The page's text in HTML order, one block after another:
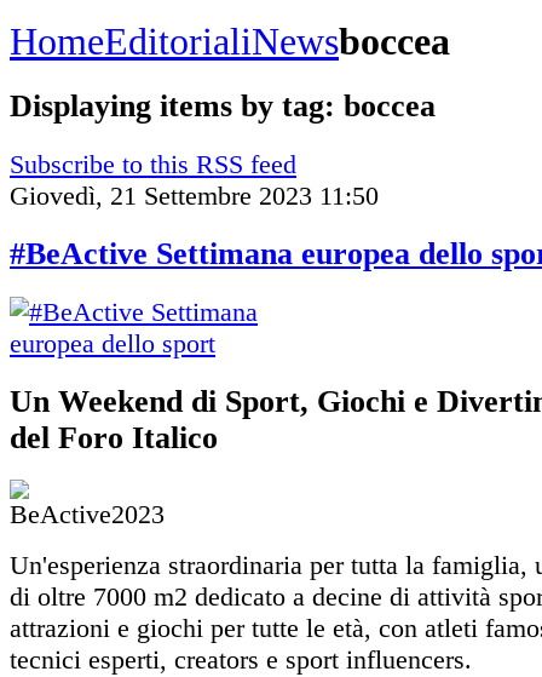
HomeEditorialiNewsboccea
Displaying items by tag: boccea
Subscribe to this RSS feed
Giovedì, 21 Settembre 2023 11:50
#BeActive Settimana europea dello
Un Weekend di Sport, Giochi e
del Foro Italico
Un'esperienza straordinaria per tutta la famiglia,
di oltre 7000 m2 dedicato a decine di attività
attrazioni e giochi per tutte le età, con atleti
tecnici esperti, creators e sport influencers.